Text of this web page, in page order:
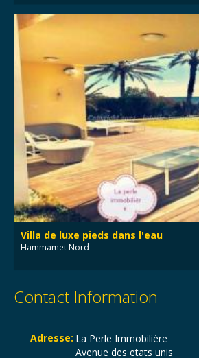
Villa de luxe pieds dans l'eau
Hammamet Nord
Contact Information
Adresse: La Perle Immobilière
Avenue des etats unis